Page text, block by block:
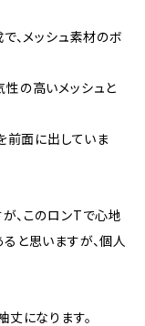
、メッシュ素材のボ
の高いメッシュと
前面に出していま
、このロンTで心地
と思いますが、個人
丈になります。